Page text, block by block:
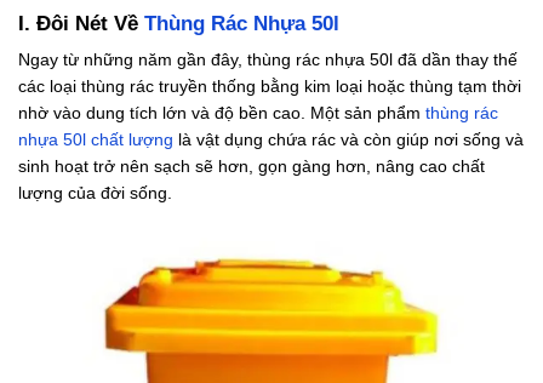
I. Đôi Nét Về Thùng Rác Nhựa 50l
Ngay từ những năm gần đây, thùng rác nhựa 50l đã dần thay thế
các loại thùng rác truyền thống bằng kim loại hoặc thùng tạm thời
nhờ vào dung tích lớn và độ bền cao. Một sản phẩm thùng rác
nhựa 50l chất lượng là vật dụng chứa rác và còn giúp nơi sống và
sinh hoạt trở nên sạch sẽ hơn, gọn gàng hơn, nâng cao chất
lượng của đời sống.